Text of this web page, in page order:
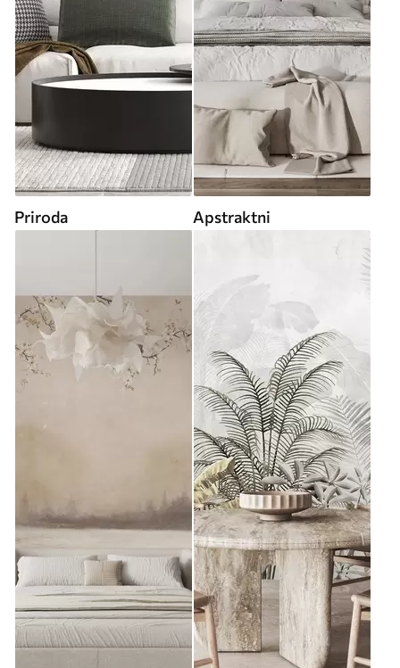
Priroda Apstraktni